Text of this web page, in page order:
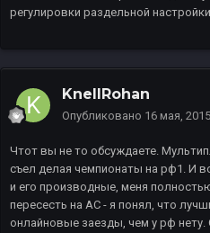
регулировки раздельной
KnellRohan
Опубликовано 16 мая, 2015
Чтот вы не то обсуждаете.
съел делая чемпионаты на рф1. И
и его производные, меня
пересесть на АС - я понял, что
онлайновые заезды, чем у рф